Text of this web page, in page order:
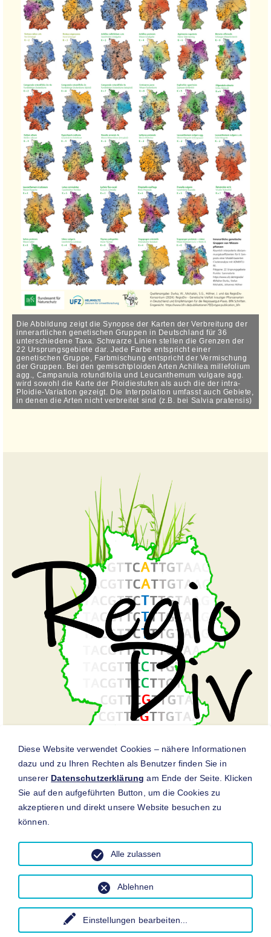
Die Abbildung zeigt die Synopse der Karten der Verbreitung der
innerartlichen genetischen Gruppen in Deutschland für 36
unterschiedene Taxa. Schwarze Linien stellen die Grenzen der
22 Ursprungsgebiete dar. Jede Farbe entspricht einer
genetischen Gruppe, Farbmischung entspricht der Vermischung
der Gruppen. Bei den gemischtploiden Arten Achillea millefolium
agg., Campanula rotundifolia und Leucanthemum vulgare agg.
wird sowohl die Karte der Ploidiestufen als auch die der intra-
Ploidie-Variation gezeigt. Die Interpolation umfasst auch Gebiete,
in denen die Arten nicht verbreitet sind (z.B. bei Salvia pratensis)
Quellenangabe: Durka, W., Michalski, S.G., Höfner, J. und das
RegioDiv-Konsortium (2024): RegioDiv - Genetische Vielfalt
krautiger Pflanzenarten in Deutschland und Empfehlungen für
die Regiosaatgut-Praxis. BfN Schriften, Heftnummer 687.
https://www.bfn.de/publikationen?f[0]=type:publication_bfn
Diese Website verwendet Cookies – nähere Informationen
dazu und zu Ihren Rechten als Benutzer finden Sie in
unserer Datenschutzerklärung am Ende der Seite. Klicken
Sie auf den aufgeführten Button, um die Cookies zu
akzeptieren und direkt unsere Website besuchen zu
können.
Einstellungen bearbeiten
Ablehnen
Alle zulassen